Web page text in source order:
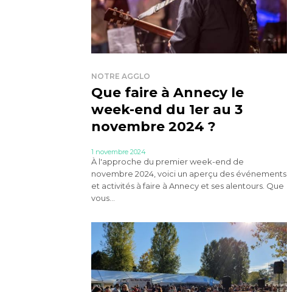
NOTRE AGGLO
Que faire à Annecy le
week-end du 1er au 3
novembre 2024 ?
1 novembre 2024
À l'approche du premier week-end de
novembre 2024, voici un aperçu des événements
et activités à faire à Annecy et ses alentours. Que
vous...